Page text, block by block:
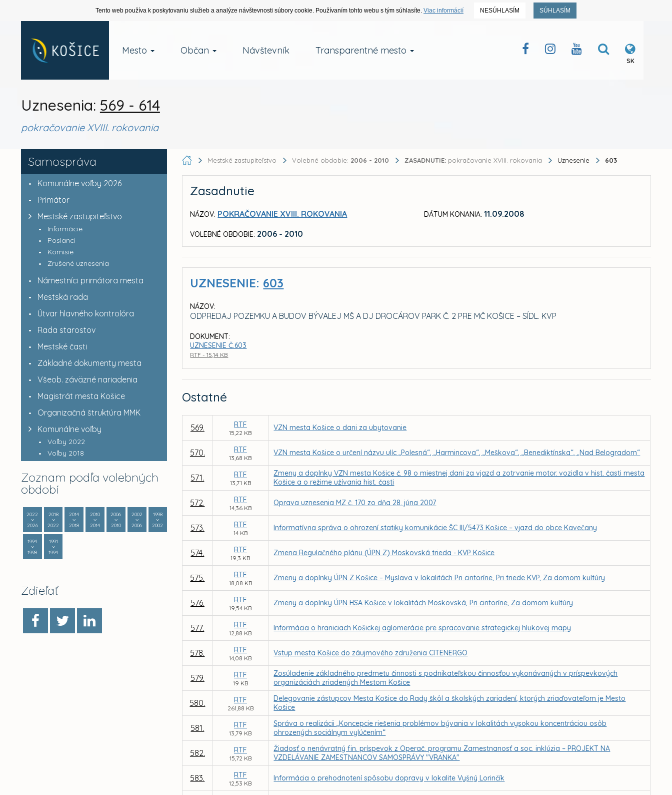
Tento web používa k poskytovaniu služieb a analýze návštevnosti súbory cookie. Používaním tohto webu s tým súhlasíte. Viac informácií NESÚHLASÍM SÚHLASÍM
Mesto Občan Návštevník Transparentné mesto
SK
Uznesenia: 569 - 614
pokračovanie XVIII. rokovania
Samospráva
Komunálne voľby 2026
Primátor
Mestské zastupiteľstvo
Informácie
Poslanci
Komisie
Zrušené uznesenia
Námestníci primátora mesta
Mestská rada
Útvar hlavného kontrolóra
Rada starostov
Mestské časti
Základné dokumenty mesta
Všeob. záväzné nariadenia
Magistrát mesta Košice
Organizačná štruktúra MMK
Komunálne voľby
Voľby 2022
Voľby 2018
Zoznam podľa volebných
období
2022
2026
2018
2022
2014
2018
2010
2014
2006
2010
2002
2006
1998
2002
1994
1998
1991
1994
Zdieľať
Mestské zastupiteľstvo Volebné obdobie: 2006 - 2010 ZASADNUTIE: pokračovanie XVIII. rokovania Uznesenie 603
Zasadnutie
NÁZOV: POKRAČOVANIE XVIII. ROKOVANIA
VOLEBNÉ OBDOBIE: 2006 - 2010
DÁTUM KONANIA: 11.09.2008
UZNESENIE: 603
NÁZOV:
ODPREDAJ POZEMKU A BUDOV BÝVALEJ MŠ A DJ DROCÁROV PARK Č. 2 PRE MČ KOŠICE – SÍDL. KVP
DOKUMENT:
UZNESENIE Č.603
RTF - 15,14 KB
Ostatné
569. RTF
15,22 KB
VZN mesta Košice o dani za ubytovanie
570. RTF
13,68 KB
VZN mesta Košice o určení názvu ulíc „Polesná“, „Harmincova“, „Meškova“, „Benediktínska“, „Nad Belogradom“
571. RTF
13,71 KB
Zmeny a doplnky VZN mesta Košice č. 98 o miestnej dani za vjazd a zotrvanie motor. vozidla v hist. časti mesta
Košice a o režime užívania hist. časti
572. RTF
14,36 KB
Oprava uznesenia MZ č. 170 zo dňa 28. júna 2007
573. RTF
14 KB
Informatívna správa o ohrození statiky komunikácie ŠC III/5473 Košice – vjazd do obce Kavečany
574. RTF
19,3 KB
Zmena Regulačného plánu (ÚPN Z) Moskovská trieda - KVP Košice
575. RTF
18,08 KB
Zmeny a doplnky ÚPN Z Košice – Myslava v lokalitách Pri cintoríne, Pri triede KVP, Za domom kultúry
576. RTF
19,54 KB
Zmeny a doplnky ÚPN HSA Košice v lokalitách Moskovská, Pri cintoríne, Za domom kultúry
577. RTF
12,88 KB
Informácia o hraniciach Košickej aglomerácie pre spracovanie strategickej hlukovej mapy
578. RTF
14,08 KB
Vstup mesta Košice do záujmového združenia CITENERGO
579. RTF
19 KB
Zosúladenie základného predmetu činnosti s podnikateľskou činnosťou vykonávaných v príspevkových
organizáciách zriadených Mestom Košice
580. RTF
261,88 KB
Delegovanie zástupcov Mesta Košice do Rady škôl a školských zariadení, ktorých zriaďovateľom je Mesto
Košice
581. RTF
13,79 KB
Správa o realizácii „Koncepcie riešenia problémov bývania v lokalitách vysokou koncentráciou osôb
ohrozených sociálnym vylúčením“
582. RTF
15,72 KB
Žiadosť o nenávratný fin. príspevok z Operač. programu Zamestnanosť a soc. inklúzia – PROJEKT NA
VZDELÁVANIE ZAMESTNANCOV SAMOSPRÁVY "VRANKA"
583. RTF
12,53 KB
Informácia o prehodnotení spôsobu dopravy v lokalite Vyšný Lorinčík